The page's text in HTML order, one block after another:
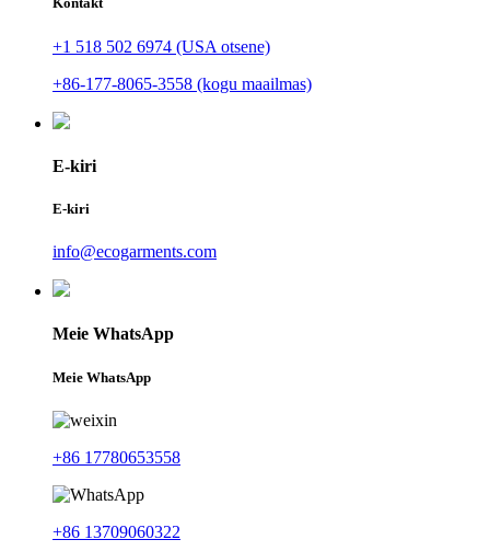
+1 518 502 6974 (USA otsene)
+86-177-8065-3558 (kogu maailmas)
E-kiri
E-kiri
info@ecogarments.com
Meie WhatsApp
Meie WhatsApp
+86 17780653558
+86 13709060322